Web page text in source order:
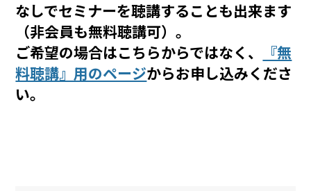
なしでセミナーを聴講することも出来ます
（非会員も無料聴講可）。
ご希望の場合はこちらからではなく、
『無
料聴講』用のページからお申し込みくださ
い。